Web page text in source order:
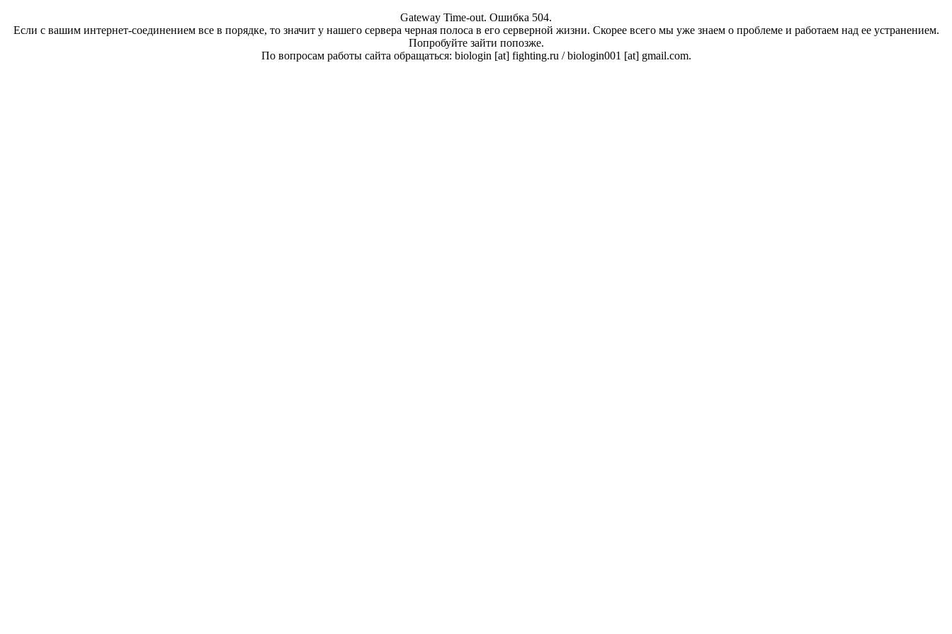
Gateway Time-out. Ошибка 504.
Если с вашим интернет-соединением все в порядке, то значит у нашего сервера черная полоса в его серверной жизни. Скорее всего мы уже знаем о проблеме и работаем над ее устранением.
Попробуйте зайти попозже.
По вопросам работы сайта обращаться: biologin [at] fighting.ru / biologin001 [at] gmail.com.